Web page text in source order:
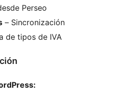
Perseo
– Sincronización
de tipos de IVA